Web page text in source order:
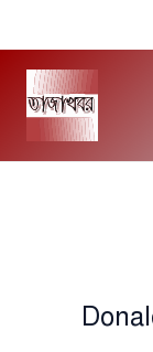
Skip
content